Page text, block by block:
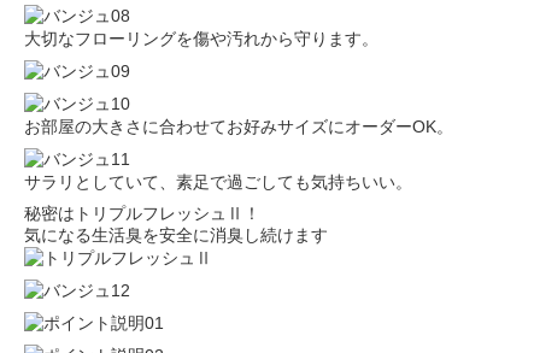
大切なフローリングを傷や汚れから守ります。
お部屋の大きさに合わせてお好みサイズにオーダーOK。
サラリとしていて、素足で過ごしても気持ちいい。
秘密はトリプルフレッシュⅡ！
気になる生活臭を安全に消臭し続けます